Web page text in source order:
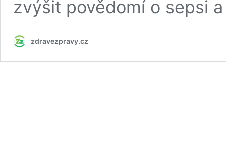
zvýšit povědomí o sepsi
zdravezpravy.cz